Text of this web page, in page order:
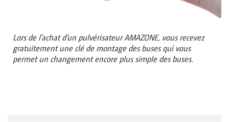
Lors de l’achat d’un pulvérisateur AMAZONE, vous recevez
gratuitement une clé de montage des buses qui vous
permet un changement encore plus simple des buses.